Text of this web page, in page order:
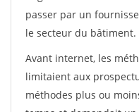
passer par un
le secteur du bâtiment.
Avant internet, les
limitaient aux
méthodes plus ou